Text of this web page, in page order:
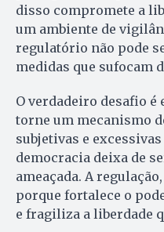
disso compromete a
um ambiente de
regulatório não pode
medidas que sufocam
O verdadeiro desafio é
torne um mecanismo
subjetivas e
democracia deixa de
ameaçada. A
porque fortalece o
e fragiliza a liberdade